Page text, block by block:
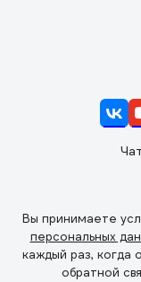
Вы принимаете
персональных
каждый раз, когда
обратной